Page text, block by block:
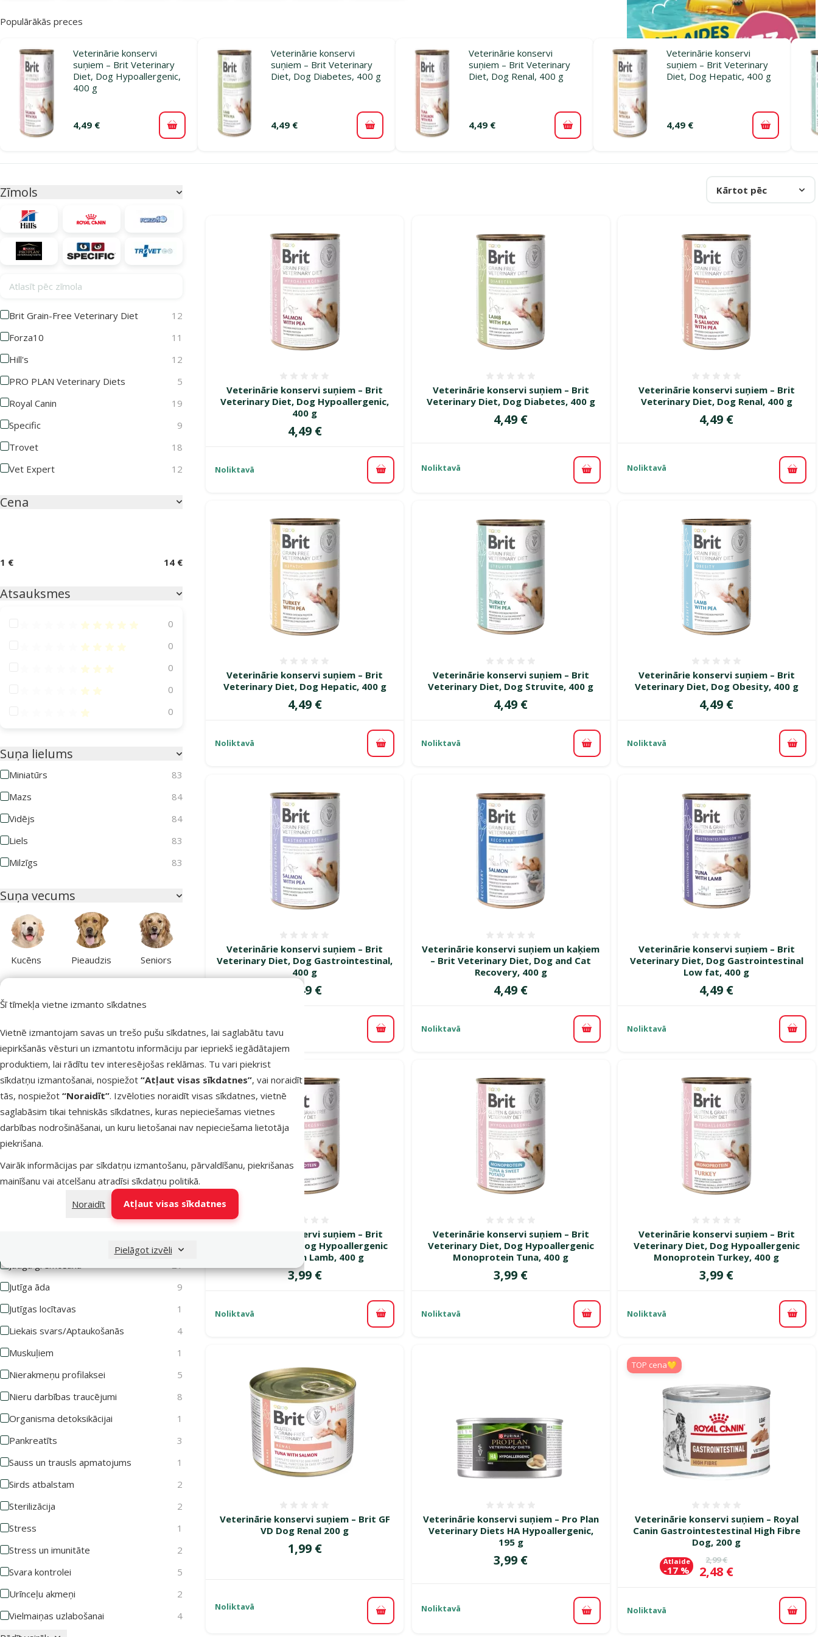
Šī tīmekļa vietne izmanto sīkdatnes
Vietnē izmantojam savas un trešo pušu sīkdatnes, lai saglabātu tavu
iepirkšanās vēsturi un izmantotu informāciju par iepriekš iegādātajiem
produktiem, lai rādītu tev interesējošas reklāmas. Tu vari piekrist
sīkdatņu izmantošanai, nospiežot “Atļaut visas sīkdatnes”, vai noraidīt
tās, nospiežot “Noraidīt”. Izvēloties noraidīt visas sīkdatnes, vietnē
saglabāsim tikai tehniskās sīkdatnes, kuras nepieciešamas vietnes
darbības nodrošināšanai, un kuru lietošanai nav nepieciešama lietotāja
piekrišana.
Vairāk informācijas par sīkdatņu izmantošanu, pārvaldīšanu, piekrišanas
mainīšanu vai atcelšanu atradīsi sīkdatņu politikā.
Noraidīt
Atļaut visas sīkdatnes
Pielāgot izvēli
Populārākās preces
Veterinārie konservi
suņiem – Brit Veterinary
Diet, Dog Hypoallergenic,
400 g
4,49 € Pievienot grozam
Veterinārie konservi
suņiem – Brit Veterinary
Diet, Dog Diabetes, 400 g
4,49 € Pievienot grozam
Veterinārie konservi
suņiem – Brit Veterinary
Diet, Dog Renal, 400 g
4,49 € Pievienot grozam
Veterinārie konservi
suņiem – Brit Veterinary
Diet, Dog Hepatic, 400 g
4,49 € Pievienot
Zīmols
Atlasīt pēc zīmola
Brit Grain-Free Veterinary Diet
12
Forza10
11
Hill's
12
PRO PLAN Veterinary Diets
5
Royal Canin
19
Specific
9
Trovet
18
Vet Expert
12
Cena
1 € 14 €
Atsauksmes
Atsauksmes 100%
0
Atsauksmes 80%
0
Atsauksmes 60%
0
Atsauksmes 40%
0
Atsauksmes 20%
0
Suņa lielums
Miniatūrs
83
Mazs
84
Vidējs
84
Liels
83
Milzīgs
83
Suņa vecums
Kucēns Pieaudzis Seniors
Atlasīt pēc: veselības stāvoklis
Aknu mazspēja
7
Aknu veselībai
9
Alerģijas
33
Apmatojuma izkrišana
2
Atveseļošanās periodam
11
Diabēts
3
Gremošanas sistēmas atbalstam
21
2
Jutīga gremošana
21
Jutīga āda
9
Jutīgas locītavas
1
Liekais svars/Aptaukošanās
4
Muskuļiem
1
Nierakmeņu profilaksei
5
Nieru darbības traucējumi
8
Organisma detoksikācijai
1
Pankreatīts
3
Sauss un trausls apmatojums
1
Sirds atbalstam
2
Sterilizācija
2
Stress
1
Stress un imunitāte
2
Svara kontrolei
5
Urīnceļu akmeņi
2
Vielmaiņas uzlabošanai
4
Kārtot pēc
Veterinārie konservi suņiem – Brit
Veterinary Diet, Dog Hypoallergenic,
400 g
Cena
4,49 €
Noliktavā Pievienot grozam
Veterinārie konservi suņiem – Brit
Veterinary Diet, Dog Diabetes, 400 g
Cena
4,49 €
Noliktavā
Pievienot grozam
Veterinārie konservi suņiem – Brit
Veterinary Diet, Dog Renal, 400 g
Cena
4,49 €
Noliktavā
Veterinārie konservi suņiem – Brit
Veterinary Diet, Dog Hepatic, 400 g
Cena
4,49 €
Noliktavā Pievienot grozam
Veterinārie konservi suņiem – Brit
Veterinary Diet, Dog Struvite, 400 g
Cena
4,49 €
Noliktavā Pievienot grozam
Veterinārie konservi suņiem – Brit
Veterinary Diet, Dog Obesity, 400 g
Cena
4,49 €
Noliktavā
Veterinārie konservi suņiem – Brit
Veterinary Diet, Dog Gastrointestinal,
400 g
Cena
4,49 €
Noliktavā Pievienot grozam
Veterinārie konservi suņiem un kaķiem
– Brit Veterinary Diet, Dog and Cat
Recovery, 400 g
Cena
4,49 €
Noliktavā Pievienot grozam
Veterinārie konservi suņiem – Brit
Veterinary Diet, Dog Gastrointestinal
Low fat, 400 g
Cena
4,49 €
Noliktavā
Veterinārie konservi suņiem – Brit
Veterinary Diet, Dog Hypoallergenic
Monoprotein Lamb, 400 g
Cena
3,99 €
Noliktavā Pievienot grozam
Veterinārie konservi suņiem – Brit
Veterinary Diet, Dog Hypoallergenic
Monoprotein Tuna, 400 g
Cena
3,99 €
Noliktavā Pievienot grozam
Veterinārie konservi suņiem – Brit
Veterinary Diet, Dog Hypoallergenic
Monoprotein Turkey, 400 g
Cena
3,99 €
Noliktavā
Veterinārie konservi suņiem – Brit GF
VD Dog Renal 200 g
Cena
1,99 €
Noliktavā
Pievienot grozam
Veterinārie konservi suņiem – Pro Plan
Veterinary Diets HA Hypoallergenic,
195 g
Cena
3,99 €
Noliktavā
Pievienot grozam
Veterinārie konservi suņiem – Royal
Canin Gastrointestestinal High Fibre
Dog, 200 g
Oriģinālā cena
2,99 €
Cena
2,48 €
Atlaide
-17 %
TOP cena💛
Noliktavā